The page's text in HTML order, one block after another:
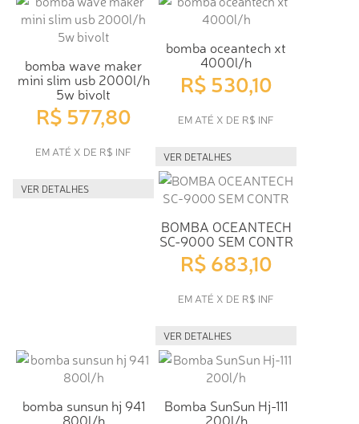
bomba wave maker
mini slim usb 2000l/h
5w bivolt
R$ 577,80
EM ATÉ X DE R$ INF
VER DETALHES
bomba oceantech xt
4000l/h
R$ 530,10
EM ATÉ X DE R$ INF
VER DETALHES
BOMBA OCEANTECH
SC-9000 SEM CONTR
R$ 683,10
EM ATÉ X DE R$ INF
VER DETALHES
bomba sunsun hj 941
800l/h
Bomba SunSun Hj-111
200l/h